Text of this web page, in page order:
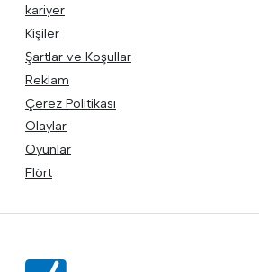
kariyer
Kişiler
Şartlar ve Koşullar
Reklam
Çerez Politikası
Olaylar
Oyunlar
Flört